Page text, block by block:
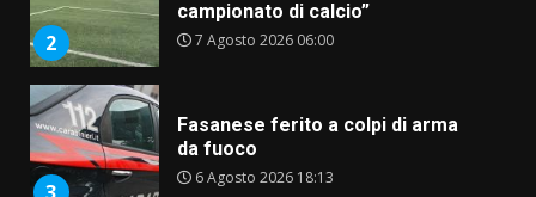
3
Fasanese ferito a colpi di arma
da fuoco
Carta d’identità: continua il piano
di aperture straordinarie del